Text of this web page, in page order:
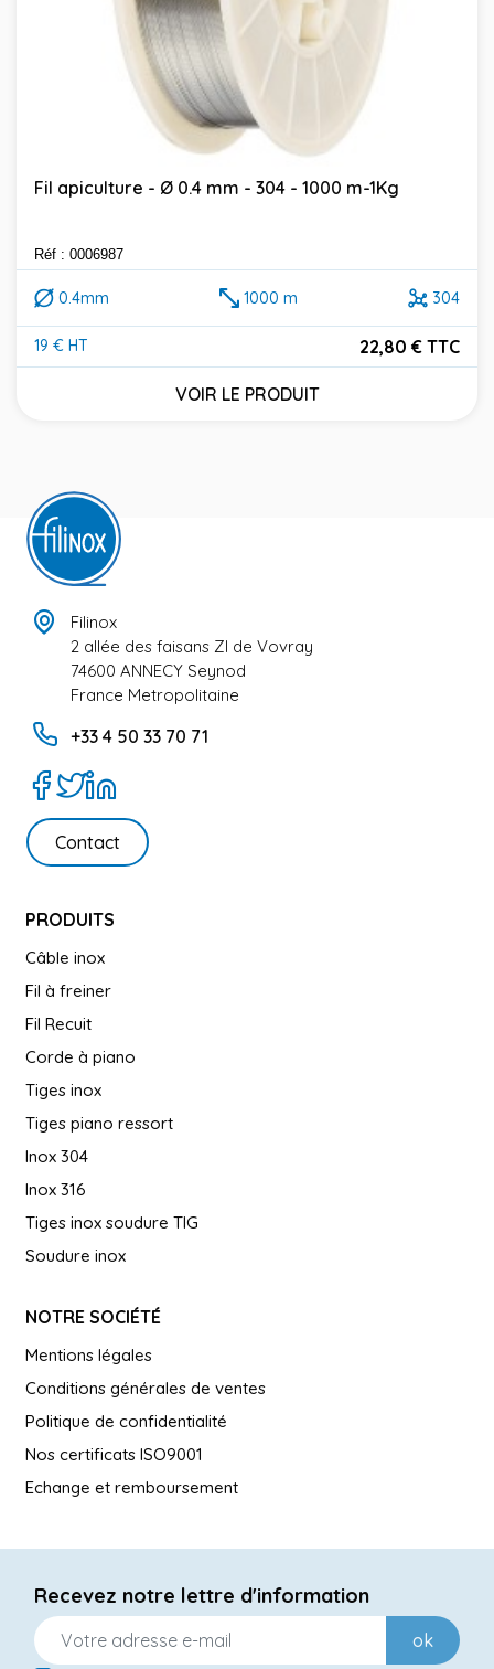
Fil apiculture - Ø 0.4 mm - 304 - 1000 m-1Kg
Réf : 0006987
0.4mm 1000 m 304
19 € HT
Prix
22,80 € TTC
VOIR LE PRODUIT
Filinox
2 allée des faisans ZI de Vovray
74600 ANNECY Seynod
France Metropolitaine
+33 4 50 33 70 71
Contact
PRODUITS
Câble inox
Fil à freiner
Fil Recuit
Corde à piano
Tiges inox
Tiges piano ressort
Inox 304
Inox 316
Tiges inox soudure TIG
Soudure inox
NOTRE SOCIÉTÉ
Mentions légales
Conditions générales de ventes
Politique de confidentialité
Nos certificats ISO9001
Echange et remboursement
Recevez notre lettre d'information
ok